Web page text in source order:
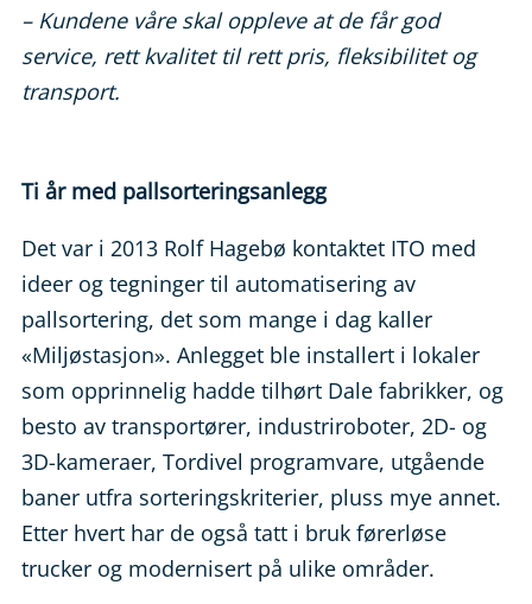
– Kundene våre skal oppleve at de får god
service, rett kvalitet til rett pris, fleksibilitet og
transport.
Ti år med pallsorteringsanlegg
Det var i 2013 Rolf Hagebø kontaktet ITO med
ideer og tegninger til automatisering av
pallsortering, det som mange i dag kaller
«Miljøstasjon». Anlegget ble installert i lokaler
som opprinnelig hadde tilhørt Dale fabrikker, og
besto av transportører, industriroboter, 2D- og
3D-kameraer, Tordivel programvare, utgående
baner utfra sorteringskriterier, pluss mye annet.
Etter hvert har de også tatt i bruk førerløse
trucker og modernisert på ulike områder.